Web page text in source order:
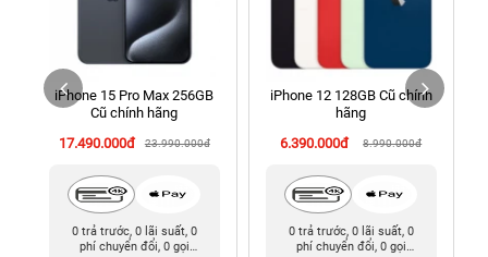
70 Nguyễn An Ninh, Dĩ An, Hồ Chí Minh (Bình Dương Cũ)
24h Vũng Tàu: 162A Ba Cu, Vũng Tàu, Hồ Chí Minh (TP. Vũng
Tàu cũ)
198 Hoàng Văn Thụ, Tân Sơn Nhất, Hồ Chí Minh (Tân Bình
iPhone 15 Pro Max 256GB
Cũ chính hãng
17.490.000đ
23.990.000đ
0 trả trước, 0 lãi suất, 0
phí chuyển đổi, 0 gọi
iPhone 12 128GB Cũ chính
hãng
6.390.000đ
8.990.000đ
0 trả trước, 0 lãi suất, 0
phí chuyển đổi, 0 gọi